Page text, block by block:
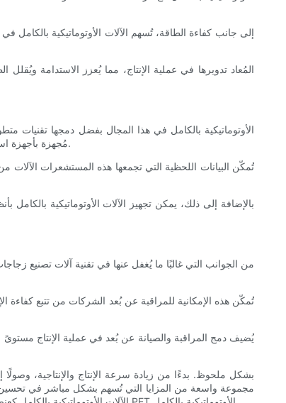
إلى جانب كفاءة الطاقة، تُسهم الآلات الأوتوماتيكية
مُجهزة بأجهزة استشعار وأنظمة تفتيش متعددة تُراقب جوانب مُختلفة من عملية الإنتاج، بما في ذلك جودة القالب المسبق، وتجانس التسخين، ونسب التمدد، ودقة أبعاد الزجاجة.
تُمكّن البيانات اللحظية التي تجمعها هذه المستشعرات الآلات
بالإضافة إلى ذلك، يمكن تجهيز الآلات الأوتوماتيكية
من الجوانب التي غالبًا ما يُغفل عنها في تقنية آلات تصنيع
تُمكّن هذه الإمكانية للمراقبة عن بُعد الشركات من تتبع كفاءة
يُضيف دمج المراقبة والصيانة عن بُعد في عملية الإنتاج مستوىً
مجموعة واسعة من المزايا التي تُسهم بشكل مباشر في تحسين